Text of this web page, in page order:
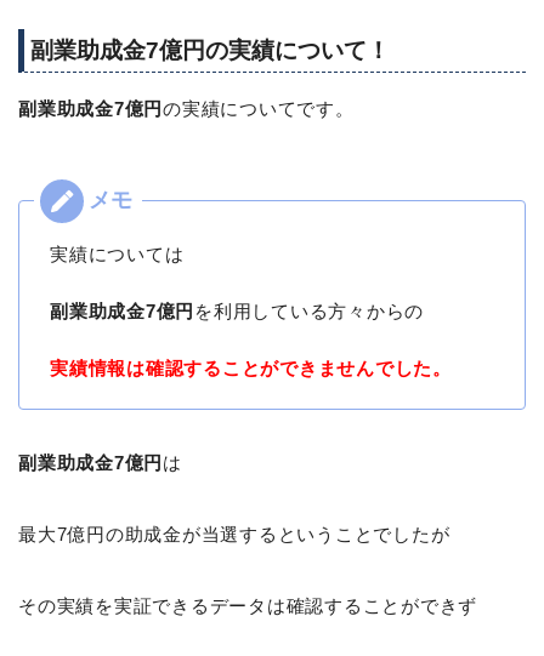
副業助成金7億円の実績について！
副業助成金7億円の実績についてです。
実績については
副業助成金7億円 を利用している方々からの
実績情報は確認することができませんでした。
副業助成金7億円 は
最大7億円の助成金が当選するということでしたが
その実績を実証できるデータは確認することができず